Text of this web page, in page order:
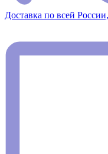
Доставка по всей